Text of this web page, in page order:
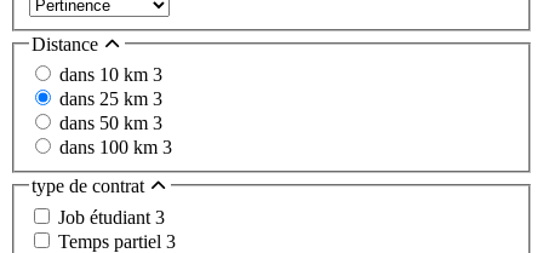
Distance
dans 10 km 3
dans 25 km 3
dans 50 km 3
dans 100 km 3
type de contrat
Job étudiant 3
Temps partiel 3